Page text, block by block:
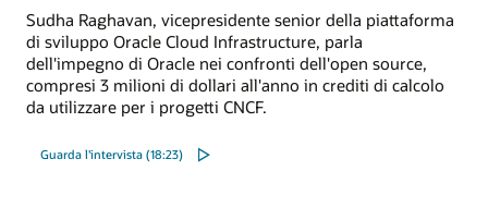
Sudha Raghavan, vicepresidente senior della piattaforma
di sviluppo Oracle Cloud Infrastructure, parla
dell'impegno di Oracle nei confronti dell'open source,
compresi 3 milioni di dollari all'anno in crediti di calcolo
da utilizzare per i progetti CNCF.
Guarda l'intervista (18:23)